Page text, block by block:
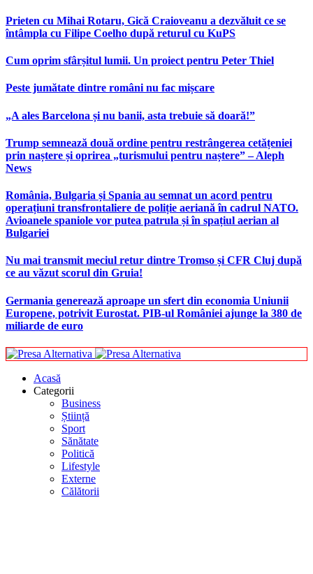
Prieten cu Mihai Rotaru, Gică Craioveanu a dezvăluit ce se
întâmpla cu Filipe Coelho după returul cu KuPS
Cum oprim sfârșitul lumii. Un proiect pentru Peter Thiel
Peste jumătate dintre români nu fac mișcare
„A ales Barcelona și nu banii, asta trebuie să doară!”
Trump semnează două ordine pentru restrângerea cetățeniei
prin naștere și oprirea „turismului pentru naștere” – Aleph
News
România, Bulgaria și Spania au semnat un acord pentru
operațiuni transfrontaliere de poliție aeriană în cadrul NATO.
Avioanele spaniole vor putea patrula și în spațiul aerian al
Bulgariei
Nu mai transmit meciul retur dintre Tromso și CFR Cluj după
ce au văzut scorul din Gruia!
Germania generează aproape un sfert din economia Uniunii
Europene, potrivit Eurostat. PIB-ul României ajunge la 380 de
miliarde de euro
Acasă
Categorii
Business
Știință
Sport
Sănătate
Politică
Lifestyle
Externe
Călătorii